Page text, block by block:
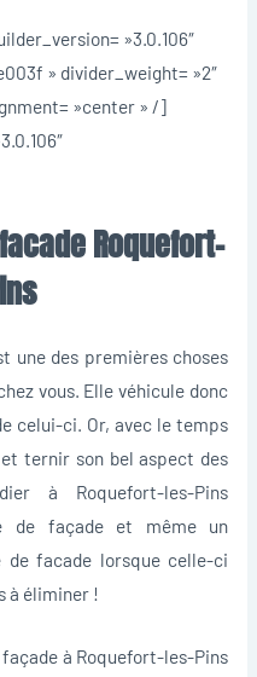
»3.0.106″
» divider_weight= »2″
»center » /]
Roquefort-
une des premières choses
vous. Elle véhicule donc
celui-ci. Or, avec le temps
ternir son bel aspect des
à Roquefort-les-Pins
de façade et même un
de facade lorsque celle-ci
à éliminer !
à Roquefort-les-Pins